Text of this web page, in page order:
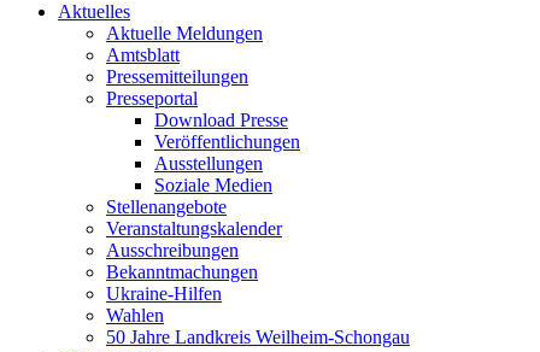
Aktuelles
Aktuelle Meldungen
Amtsblatt
Pressemitteilungen
Presseportal
Download Presse
Veröffentlichungen
Ausstellungen
Soziale Medien
Stellenangebote
Veranstaltungskalender
Ausschreibungen
Bekanntmachungen
Ukraine-Hilfen
Wahlen
50 Jahre Landkreis Weilheim-Schongau